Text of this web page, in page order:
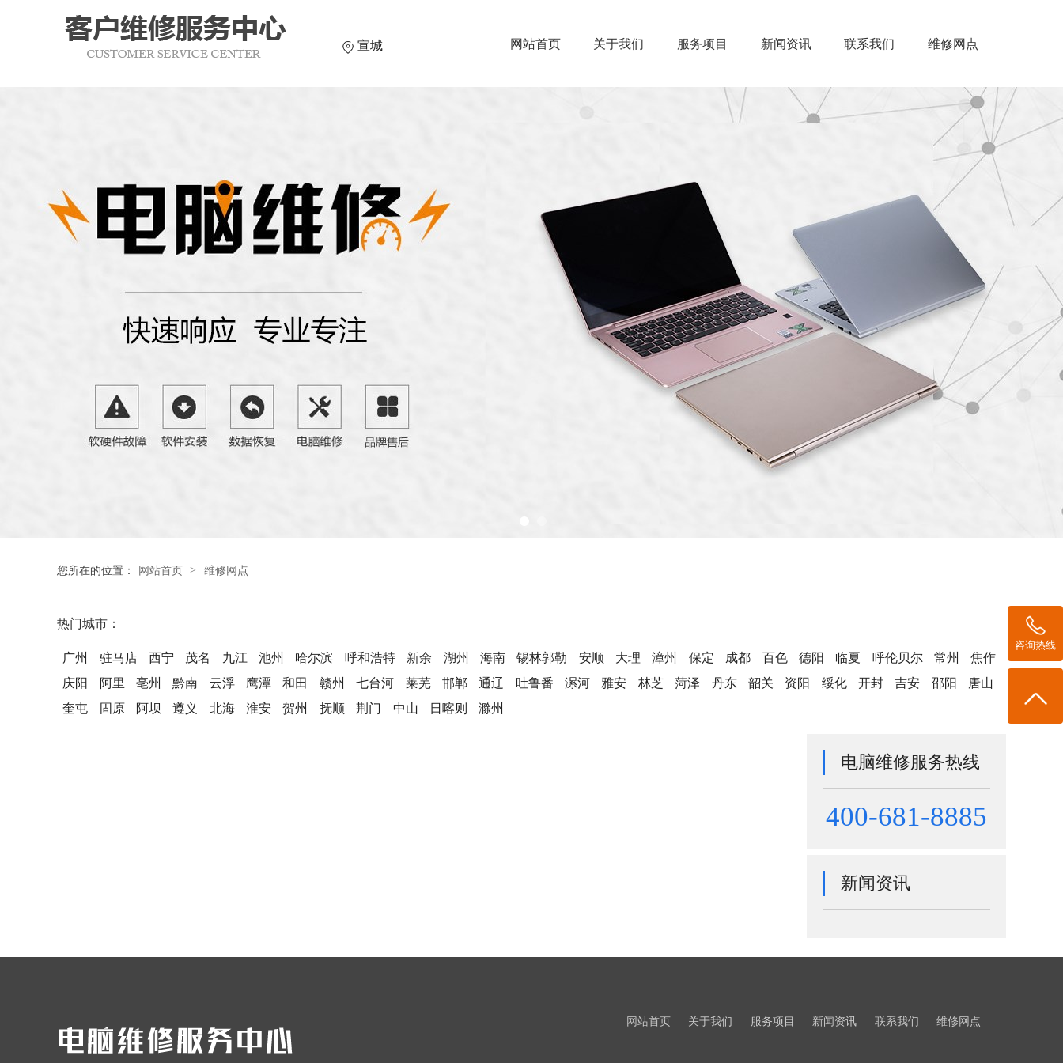
宣城 网站首页 关于我们 服务项目 新闻资讯 联系我们 维修网点
您所在的位置： 网站首页 > 维修网点
热门城市：
广州 驻马店 西宁 茂名 九江 池州 哈尔滨 呼和浩特 新余 湖州 海南 锡林郭勒 安顺 大理 漳州 保定 成都 百色 德阳 临夏 呼伦贝尔 常州
焦作
庆阳
阿里 亳州 黔南 云浮 鹰潭 和田 赣州 七台河 莱芜 邯郸 通辽 吐鲁番 漯河 雅安 林芝 菏泽 丹东 韶关 资阳 绥化 开封 吉安 邵阳
唐山
奎屯
固原 阿坝 遵义 北海 淮安 贺州 抚顺 荆门 中山 日喀则 滁州
电脑维修服务热线
400-681-8885
新闻资讯
网站首页 关于我们 服务项目 新闻资讯 联系我们 维修网点
咨询热线